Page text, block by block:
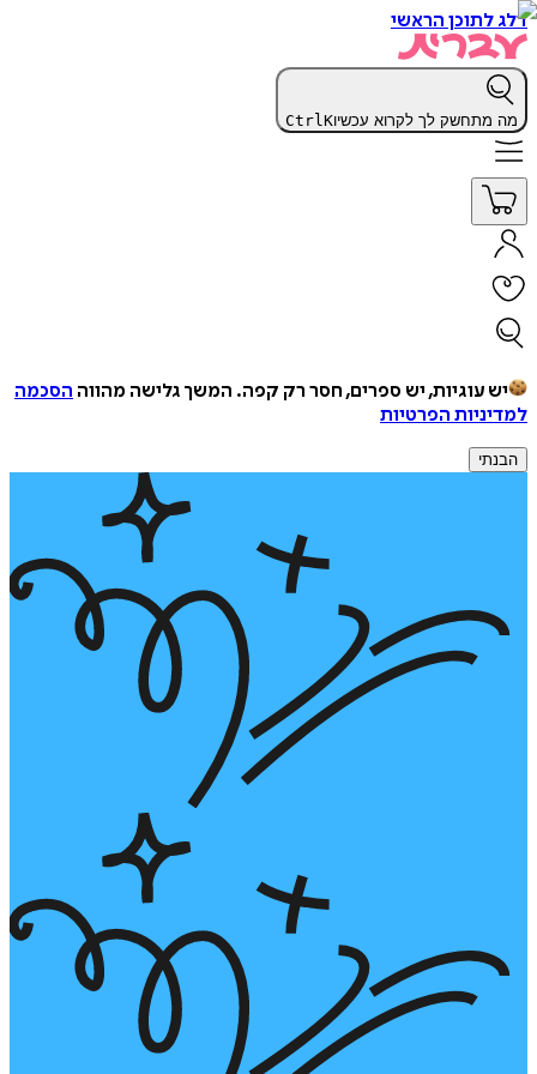
דלג לתוכן הראשי
מה מתחשק לך לקרוא עכשיו CtrlK
יש עוגיות, יש ספרים, חסר רק קפה. המשך גלישה מהווה הסכמה
למדיניות הפרטיות
הבנתי